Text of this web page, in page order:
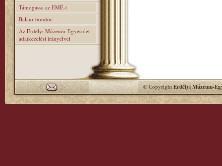
Támogassa az EMÉ-t
Balaur bondoc
Az Erdélyi Múzeum-Egyesület
adatkezelési irányelvei
© CopyrightErdélyi Múzeum-